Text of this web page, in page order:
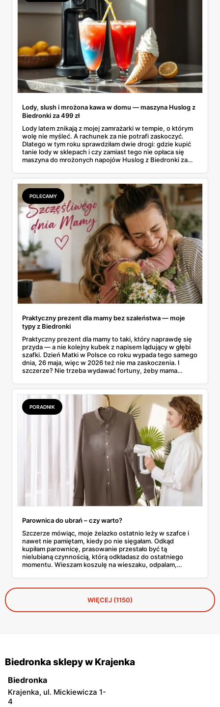
Lody, slush i mrożona kawa w domu — maszyna Huslog z
Biedronki za 499 zł
Lody latem znikają z mojej zamrażarki w tempie, o którym
wolę nie myśleć. A rachunek za nie potrafi zaskoczyć.
Dlatego w tym roku sprawdziłam dwie drogi: gdzie kupić
tanie lody w sklepach i czy zamiast tego nie opłaca się
maszyna do mrożonych napojów Huslog z Biedronki za
kawę w domu, bez wychodzenia po nie do sklepu.
Postanowiłam policzyć, kiedy naprawdę się to zwraca.
POLECAMY
Praktyczny prezent dla mamy bez szaleństwa — moje
typy z Biedronki
Praktyczny prezent dla mamy to taki, który naprawdę się
przyda — a nie kolejny kubek z napisem lądujący w głębi
szafki. Dzień Matki w Polsce co roku wypada tego samego
dnia, 26 maja, więc w 2026 też nie ma zaskoczenia. I
szczerze? Nie trzeba wydawać fortuny, żeby mama
ważną od 21 do 30 maja i wynotowałam to, co sama
wrzuciłabym do koszyka bez wahania: kosmetyki, perfumy
i drobiazgi, które kobiety faktycznie zużywają. Ceny
zaczynają się od kilkunastu złotych, a efekt bywa lepszy
niż niejeden droższy zestaw.
PORADNIK
Parownica do ubrań – czy warto?
Szczerze mówiąc, moje żelazko ostatnio leży w szafce i
nawet nie pamiętam, kiedy po nie sięgałam. Odkąd
kupiłam parownicę, prasowanie przestało być tą
nielubianą czynnością, którą odkładasz do ostatniego
momentu. Wieszam koszulę na wieszaku, odpalam,
zaczyna się problem, bo parownic jest na rynku
zatrzęsienie, a nie każda robi to, co obiecuje producent.
WIĘCEJ (1150)
Biedronka sklepy w Krajenka
Biedronka
Krajenka, ul. Mickiewicza 1-
4